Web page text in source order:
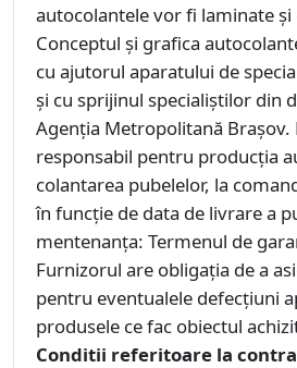
autocolantele vor fi laminate şi
Conceptul și grafica
cu ajutorul aparatului de
și cu sprijinul specialiștilor din
Agenția Metropolitană Brașov.
responsabil pentru producţia
colantarea pubelelor, la
în funcţie de data de livrare a
mentenanţa: Termenul de
Furnizorul are obligaţia de a
pentru eventualele defecţiuni
produsele ce fac obiectul
Conditii referitoare la